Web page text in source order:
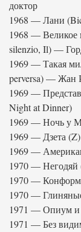
доктор
1968 — Лани
1968 — Великое
silenzio, Il) —
1969 — Такая
perversa) — Жан
1969 —
Night at Dinner)
1969 — Ночь у
1969 — Дзета
1969 —
1970 —
1970 —
1970 —
1971 — Без